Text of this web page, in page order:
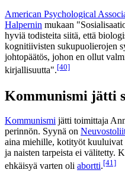
American Psychological
Halpernin mukaan
hyviä todisteita siitä, että
kognitiivisten sukupuolierojen
johtopäätös, johon en ollut
kirjallisuutta".[40]
Kommunismi jätti
Kommunismi jätti toimittaja
perinnön. Syynä on
aina miehille, kotityöt kuuluivat
ja naisten tarpeista ei välitetty.
ehkäisyä varten oli abortti.[41]